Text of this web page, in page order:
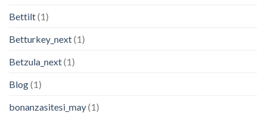
Bettilt(1)
Betturkey_next(1)
Betzula_next(1)
Blog(1)
bonanzasitesi_may(1)